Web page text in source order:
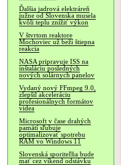
Ďalšia jadrová elektráreň
južne od Slovenska musela
kvôli teplu znížiť výkon
V štvrtom reaktore
Mochoviec už beží štiepna
reakcia
NASA pripravuje ISS na
inštaláciu posledných
nových solárnych panelov
Vydaný nový FFmpeg 9.0,
zlepšil akceleráciu
profesionálnych formátov
videa
Microsoft v čase drahých
pamätí sľubuje
optimalizovať spotrebu
RAM vo Windows 11
Slovenská sporiteľňa bude
mať cez víkend odstávku